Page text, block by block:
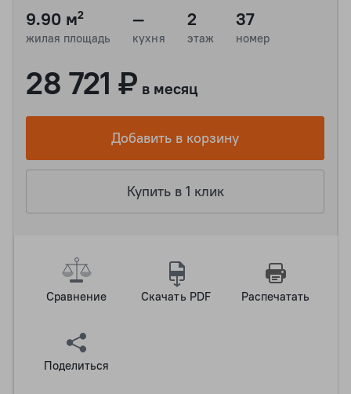
9.90 м²
жилая площадь
—
кухня
2
этаж
37
номер
28 721 ₽ в месяц
Добавить в корзину
Купить в 1 клик
Сравнение Скачать PDF Распечатать
Поделиться